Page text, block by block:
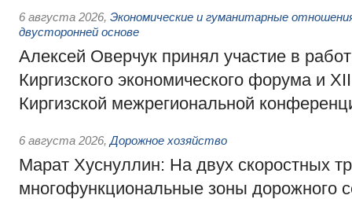
6 августа 2026, Экономические и гуманитарные
двусторонней основе
Алексей Оверчук принял участие в
Киргизского экономического форума и
Киргизской межрегиональной
6 августа 2026, Дорожное хозяйство
Марат Хуснуллин: На двух скоростных
многофункциональные зоны дорожного